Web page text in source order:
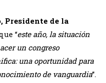
Presidente de la
“este año, la situación
un congreso
una oportunidad para
de vanguardia”.